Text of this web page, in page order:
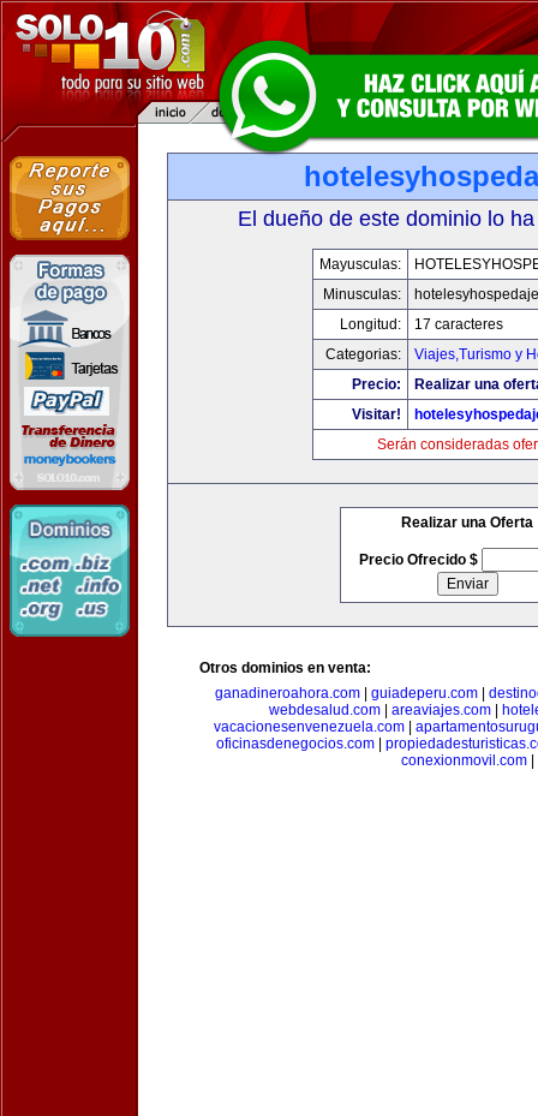
El dueño de este dominio lo
Mayusculas:
Minusculas:
Longitud:
17 caracteres
Categorias:
Viajes,Turismo y
Precio:
Realizar una
Visitar!
Serán consideradas
Realizar una Oferta
Precio Ofrecido $
Otros dominios en venta:
ganadineroahora.com
guiadeperu.com
webdesalud.com
areaviajes.com
vacacionesenvenezuela.com|
oficinasdenegocios.com
conexionmovil.com|